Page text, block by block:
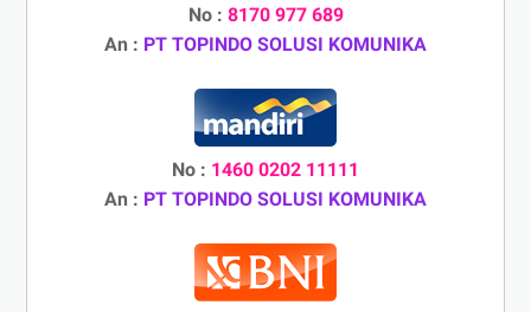
No : 8170 977 689
An : PT TOPINDO SOLUSI KOMUNIKA
No : 1460 0202 11111
An : PT TOPINDO SOLUSI KOMUNIKA